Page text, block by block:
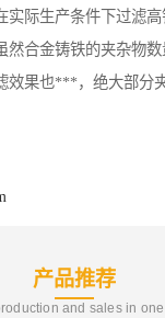
实际生产条件下过滤
然合金铸铁的夹杂物
效果也***，绝大部分
产品推荐
and sales in